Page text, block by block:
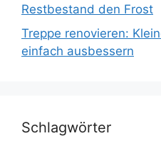
Restbestand den Frost
Treppe renovieren:
einfach ausbessern
Schlagwörter